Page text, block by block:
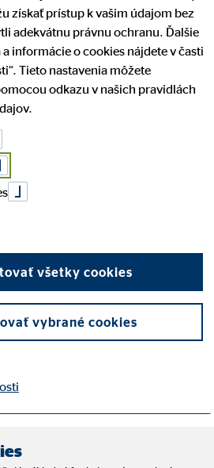
—
Allfinanz Slovensko a.s.
jasne položiť
za sebou dve
k odpovedi.
je dôležité, aby ste
vám vysvetlím, prečo vám
a do akej miery spĺňa vaše
získať prístup k vašim údajom bez
adekvátnu právnu ochranu. Ďalšie
informácie o cookies nájdete v časti
Tieto nastavenia môžete
odkazu v našich pravidlách
všetky cookies
vybrané cookies